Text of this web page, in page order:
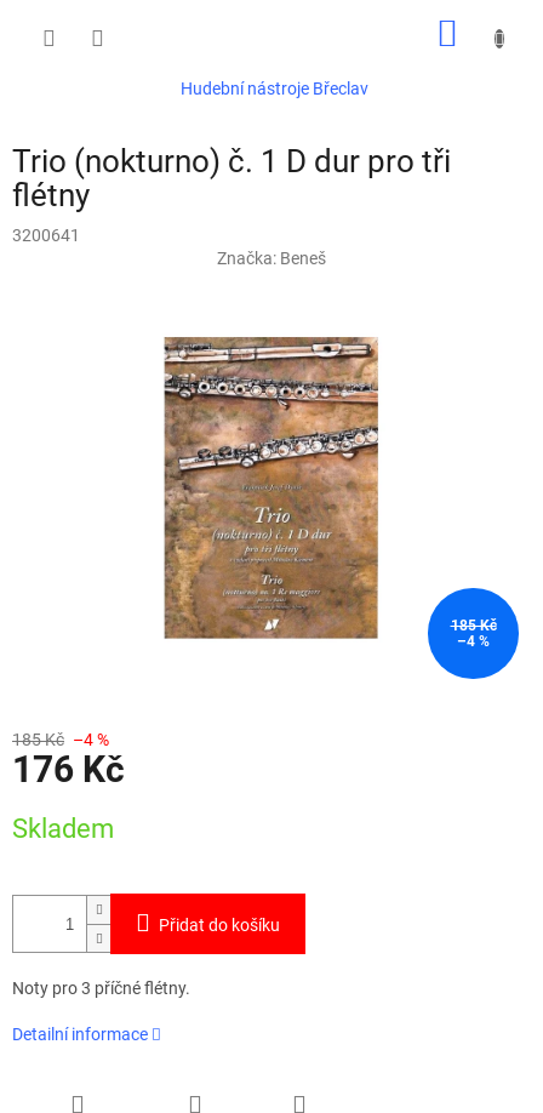
Hudební nástroje Břeclav
Trio (nokturno) č. 1 D dur pro tři
flétny
3200641
Značka: Beneš
185 Kč
–4 %
185 Kč –4 %
176 Kč
cena:
Skladem
Přidat do košíku
Noty pro 3 příčné flétny.
Detailní informace